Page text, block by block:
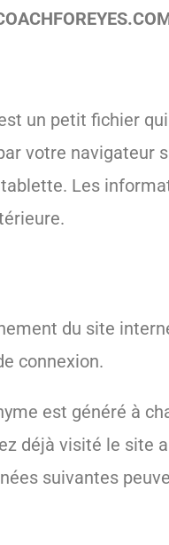
un petit fichier
votre navigateur
Les
du site
connexion.
est généré à
déjà visité le site
suivantes